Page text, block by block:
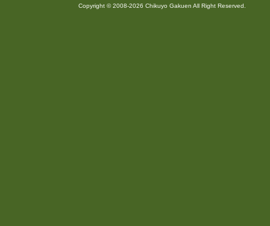
Copyright © 2008-2026 Chikuyo Gakuen All Right Reserved.